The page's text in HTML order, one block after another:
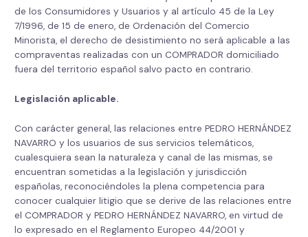
de los Consumidores y Usuarios y al artículo 45 de la Ley
7/1996, de 15 de enero, de Ordenación del Comercio
Minorista, el derecho de desistimiento no será aplicable a las
compraventas realizadas con un COMPRADOR domiciliado
fuera del territorio español salvo pacto en contrario.
Legislación aplicable.
Con carácter general, las relaciones entre PEDRO HERNÁNDEZ
NAVARRO y los usuarios de sus servicios telemáticos,
cualesquiera sean la naturaleza y canal de las mismas, se
encuentran sometidas a la legislación y jurisdicción
españolas, reconociéndoles la plena competencia para
conocer cualquier litigio que se derive de las relaciones entre
el COMPRADOR y PEDRO HERNÁNDEZ NAVARRO, en virtud de
lo expresado en el Reglamento Europeo 44/2001 y